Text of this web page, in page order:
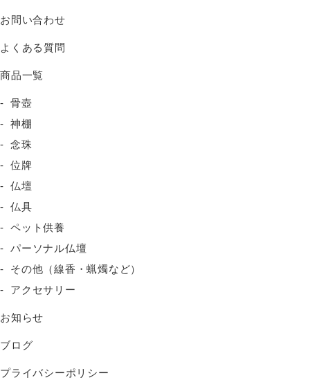
お問い合わせ
よくある質問
商品一覧
骨壺
神棚
念珠
位牌
仏壇
仏具
ペット供養
パーソナル仏壇
その他（線香・蝋燭など）
アクセサリー
お知らせ
ブログ
プライバシーポリシー